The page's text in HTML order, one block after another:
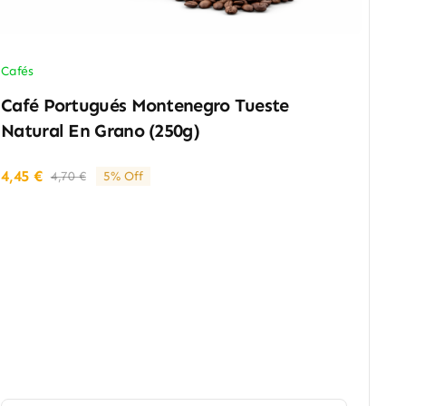
Cafés
Café Portugués Montenegro Tueste
Natural En Grano (250g)
4,70€El
4,45€
El
5% Off